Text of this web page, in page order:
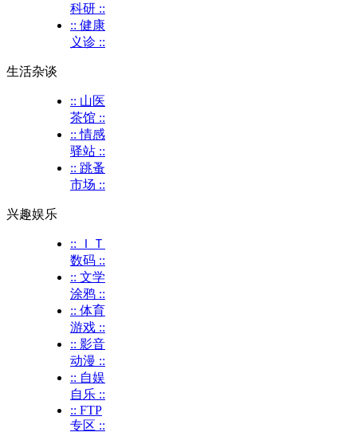
科研 ::
:: 健康
义诊 ::
生活杂谈
:: 山医
茶馆 ::
:: 情感
驿站 ::
:: 跳蚤
市场 ::
兴趣娱乐
:: ＩＴ
数码 ::
:: 文学
涂鸦 ::
:: 体育
游戏 ::
:: 影音
动漫 ::
:: 自娱
自乐 ::
:: FTP
专区 ::